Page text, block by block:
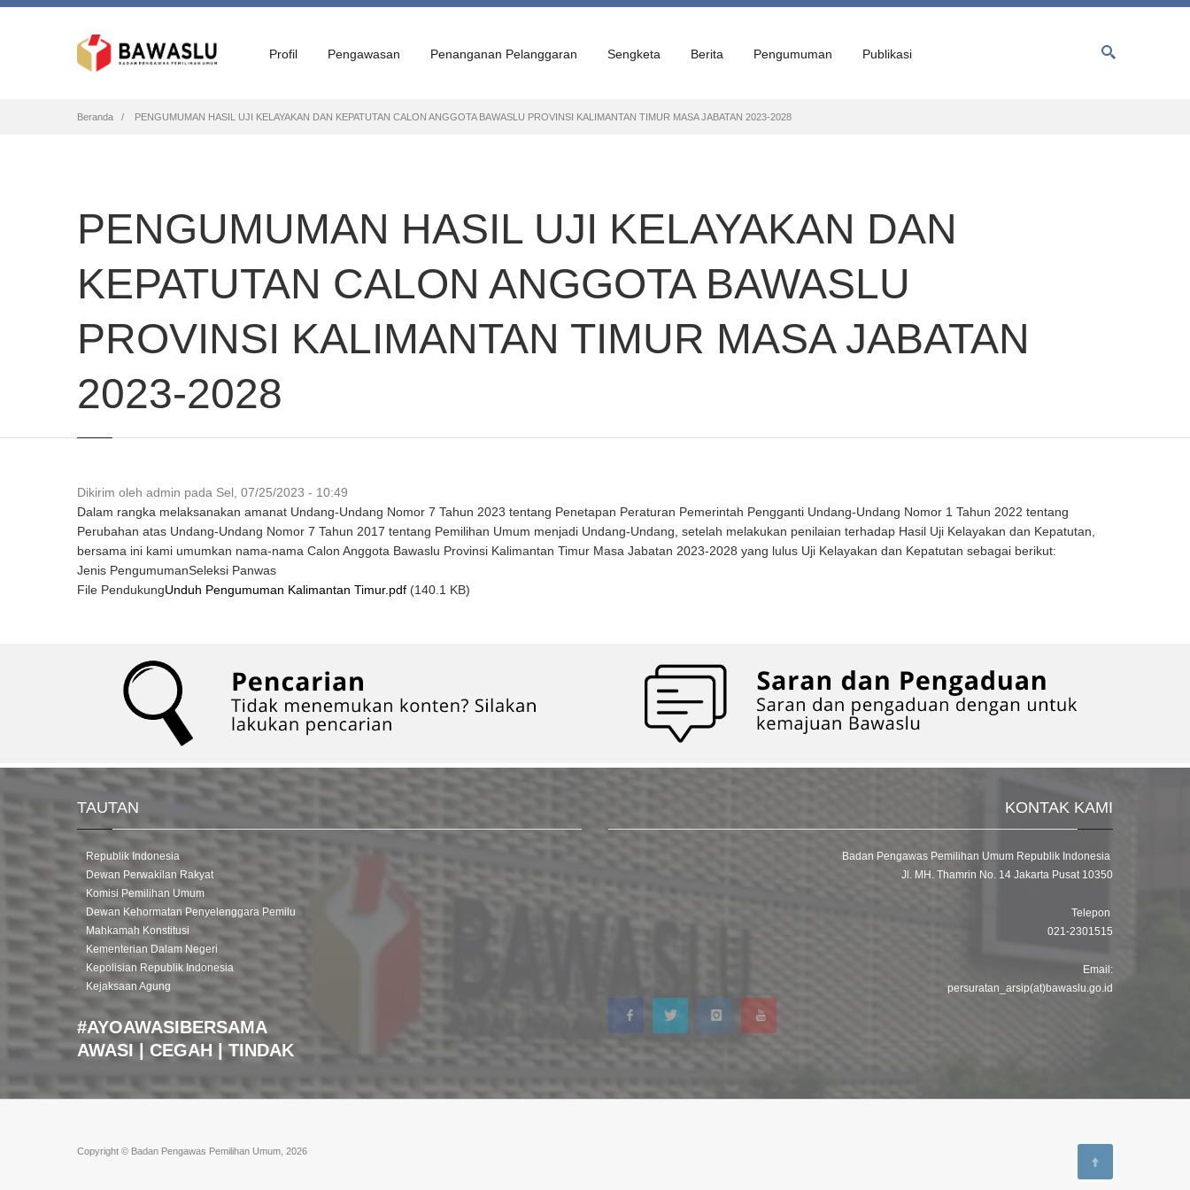
Profil Pengawasan Penanganan Pelanggaran Sengketa Berita Pengumuman Publikasi
Breadcrumb
Beranda PENGUMUMAN HASIL UJI KELAYAKAN DAN KEPATUTAN CALON ANGGOTA BAWASLU PROVINSI KALIMANTAN TIMUR MASA JABATAN 2023-2028
PENGUMUMAN HASIL UJI KELAYAKAN DAN
KEPATUTAN CALON ANGGOTA BAWASLU
PROVINSI KALIMANTAN TIMUR MASA JABATAN
2023-2028
Dikirim oleh admin pada Sel, 07/25/2023 - 10:49
Dalam rangka melaksanakan amanat Undang-Undang Nomor 7 Tahun 2023 tentang Penetapan Peraturan Pemerintah Pengganti Undang-Undang Nomor 1 Tahun 2022 tentang
Perubahan atas Undang-Undang Nomor 7 Tahun 2017 tentang Pemilihan Umum menjadi Undang-Undang, setelah melakukan penilaian terhadap Hasil Uji Kelayakan dan Kepatutan,
bersama ini kami umumkan nama-nama Calon Anggota Bawaslu Provinsi Kalimantan Timur Masa Jabatan 2023-2028 yang lulus Uji Kelayakan dan Kepatutan sebagai berikut:
Jenis PengumumanSeleksi Panwas
File PendukungUnduh Pengumuman Kalimantan Timur.pdf (140.1 KB)
TAUTAN
Republik Indonesia
Dewan Perwakilan Rakyat
Komisi Pemilihan Umum
Dewan Kehormatan Penyelenggara Pemilu
Mahkamah Konstitusi
Kementerian Dalam Negeri
Kepolisian Republik Indonesia
Kejaksaan Agung
#AYOAWASIBERSAMA
AWASI | CEGAH | TINDAK
KONTAK KAMI
Badan Pengawas Pemilihan Umum Republik Indonesia
Jl. MH. Thamrin No. 14 Jakarta Pusat 10350
Telepon
021-2301515
Email:
persuratan_arsip(at)bawaslu.go.id
Copyright © Badan Pengawas Pemilihan Umum, 2026